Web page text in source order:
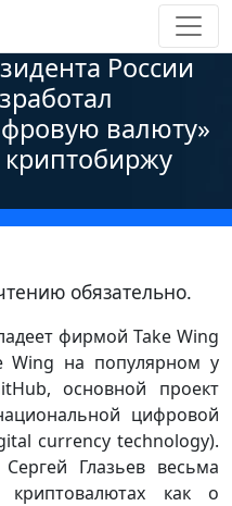
данные
России
валюту»
криптобиржу
обязательно.
фирмой Take Wing
Wing на популярном у
основной проект
цифровой
currency technology).
Глазьев весьма
криптовалютах как о